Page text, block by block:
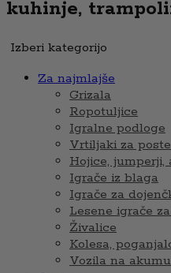
kuhinje,
Izberi kategorijo
Za najmlajše
Grizala
Ropotuljice
Igralne podloge
Vrtiljaki za
Hojice, jumperji,
Igrače iz blaga
Igrače za
Lesene igrače
Živalice
Kolesa,
Vozila na